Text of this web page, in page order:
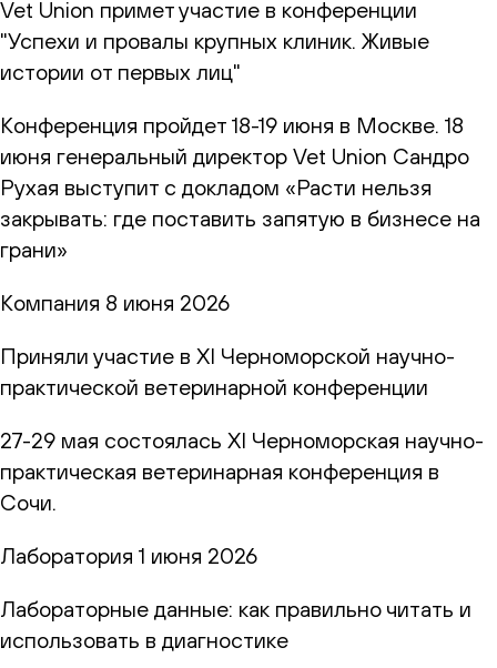
Vet Union примет участие в конференции
"Успехи и провалы крупных клиник. Живые
истории от первых лиц"
Конференция пройдет 18-19 июня в Москве. 18
июня генеральный директор Vet Union Сандро
Рухая выступит с докладом «Расти нельзя
закрывать: где поставить запятую в бизнесе на
грани»
Компания 8 июня 2026
Приняли участие в XI Черноморской научно-
практической ветеринарной конференции
27-29 мая состоялась XI Черноморская научно-
практическая ветеринарная конференция в
Сочи.
Лаборатория 1 июня 2026
Лабораторные данные: как правильно читать и
использовать в диагностике